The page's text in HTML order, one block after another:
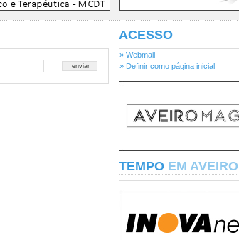
ACESSO
» Webmail
» Definir como página inicial
TEMPO EM AVEIRO